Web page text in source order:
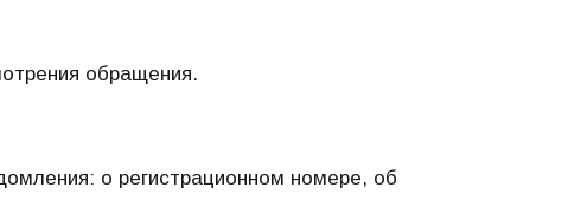
обращения.
о регистрационном номере, об